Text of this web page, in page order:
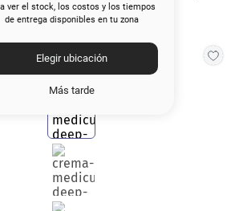
ver el stock, los costos y los tiempos
de entrega disponibles en tu zona
Elegir ubicación
Más tarde